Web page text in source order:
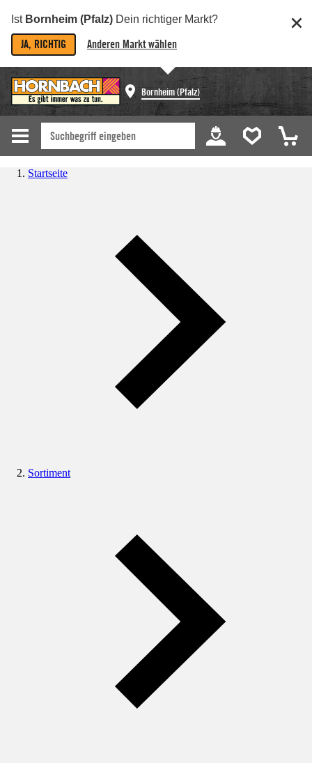
Ist Bornheim (Pfalz) Dein richtiger Markt?
JA, RICHTIG Anderen Markt wählen
Bornheim (Pfalz)
Startseite
Sortiment